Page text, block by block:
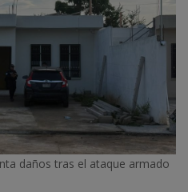
daños tras el ataque armado